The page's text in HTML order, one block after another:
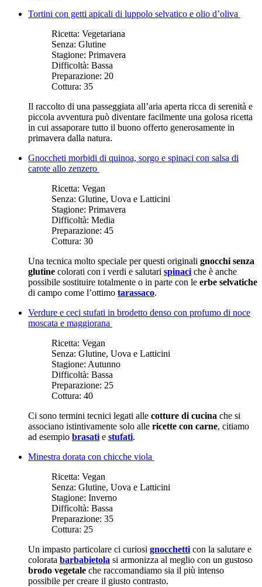
Tortini con getti apicali di luppolo selvatico e olio d’oliva
Ricetta: Vegetariana
Senza: Glutine
Stagione: Primavera
Difficoltà: Bassa
Preparazione: 20
Cottura: 35
Il raccolto di una passeggiata all’aria aperta ricca di serenità e
piccola avventura può diventare facilmente una golosa ricetta
in cui assaporare tutto il buono offerto generosamente in
primavera dalla natura.
Gnoccheti morbidi di quinoa, sorgo e spinaci con salsa di
carote allo zenzero
Ricetta: Vegan
Senza: Glutine, Uova e Latticini
Stagione: Primavera
Difficoltà: Media
Preparazione: 45
Cottura: 30
Una tecnica molto speciale per questi originali gnocchi senza
glutine colorati con i verdi e salutari spinaci che è anche
possibile sostituire totalmente o in parte con le erbe selvatiche
di campo come l’ottimo tarassaco.
Verdure e ceci stufati in brodetto denso con profumo di noce
moscata e maggiorana
Ricetta: Vegan
Senza: Glutine, Uova e Latticini
Stagione: Autunno
Difficoltà: Bassa
Preparazione: 25
Cottura: 40
Ci sono termini tecnici legati alle cotture di cucina che si
associano istintivamente solo alle ricette con carne, citiamo
ad esempio brasati e stufati.
Minestra dorata con chicche viola
Ricetta: Vegan
Senza: Glutine, Uova e Latticini
Stagione: Inverno
Difficoltà: Bassa
Preparazione: 35
Cottura: 25
Un impasto particolare ci curiosi gnocchetti con la salutare e
colorata barbabietola si armonizza al meglio con un gustoso
brodo vegetale che raccomandiamo sia il più intenso
possibile per creare il giusto contrasto.